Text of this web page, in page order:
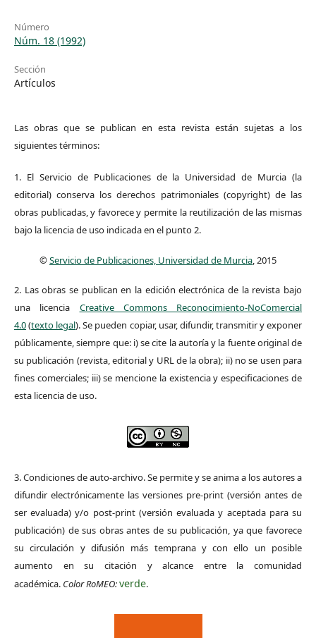
Número
Núm. 18 (1992)
Sección
Artículos
Las obras que se publican en esta revista están sujetas a los
siguientes términos:
1. El Servicio de Publicaciones de la Universidad de Murcia (la
editorial) conserva los derechos patrimoniales (copyright) de las
obras publicadas, y favorece y permite la reutilización de las mismas
bajo la licencia de uso indicada en el punto 2.
©Servicio de Publicaciones, Universidad de Murcia, 2015
2. Las obras se publican en la edición electrónica de la revista bajo
una licencia Creative Commons Reconocimiento-NoComercial
4.0(texto legal). Se pueden copiar, usar, difundir, transmitir y exponer
públicamente, siempre que: i) se cite la autoría y la fuente original de
su publicación (revista, editorial y URL de la obra); ii) no se usen para
fines comerciales; iii) se mencione la existencia y especificaciones de
esta licencia de uso.
3. Condiciones de auto-archivo. Se permite y se anima a los autores a
difundir electrónicamente las versiones pre-print (versión antes de
ser evaluada) y/o post-print (versión evaluada y aceptada para su
publicación) de sus obras antes de su publicación, ya que favorece
su circulación y difusión más temprana y con ello un posible
aumento en su citación y alcance entre la comunidad
académica. Color RoMEO:verde.